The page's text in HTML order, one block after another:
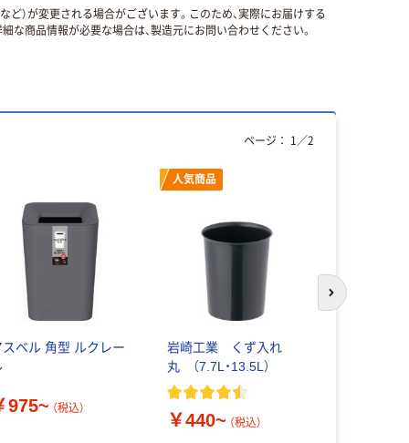
ど）が変更される場合がございます。このため、実際にお届けする
商品情報が必要な場合は、製造元にお問い合わせください。
スベル 角型 ルクレー
975~ （税込）
人気商品
岩崎工業 くず入れ
丸 （7.7L・13.5L）
￥440~ （税込）
ページ： 1 ／2
次のスライド